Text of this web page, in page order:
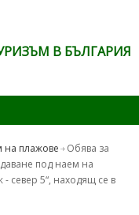
В БЪЛГАРИЯ
на плажове
Обява за
под наем на
север 5“, находящ се в